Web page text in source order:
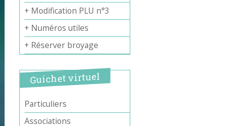
+ Modification PLU n°3
+ Numéros utiles
+ Réserver broyage
Guichet virtuel
Particuliers
Associations